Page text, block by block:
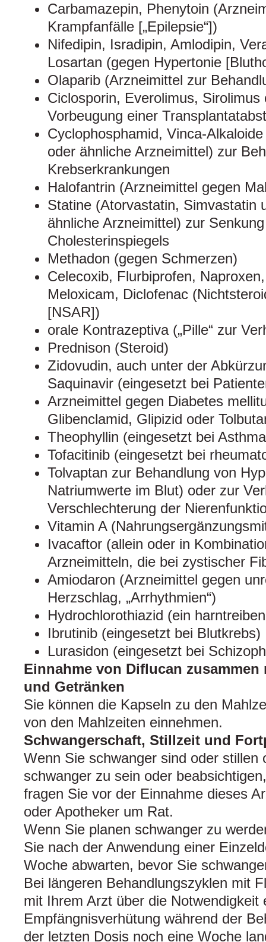
Carbamazepin, Phenytoin
Krampfanfälle [„Epilepsie“])
Nifedipin, Isradipin, Amlodipin,
Losartan (gegen Hypertonie
Olaparib (Arzneimittel zur
Ciclosporin, Everolimus, Sirolimus
Vorbeugung einer
Cyclophosphamid, Vinca-
oder ähnliche Arzneimittel) zur
Krebserkrankungen
Halofantrin (Arzneimittel gegen
Statine (Atorvastatin, Simvastatin
ähnliche Arzneimittel) zur
Cholesterinspiegels
Methadon (gegen Schmerzen)
Celecoxib, Flurbiprofen,
Meloxicam, Diclofenac
[NSAR])
orale Kontrazeptiva („Pille“ zur
Prednison (Steroid)
Zidovudin, auch unter der
Saquinavir (eingesetzt bei
Arzneimittel gegen Diabetes
Glibenclamid, Glipizid oder
Theophyllin (eingesetzt bei
Tofacitinib (eingesetzt bei
Tolvaptan zur Behandlung von
Natriumwerte im Blut) oder zur
Verschlechterung der
Vitamin A
Ivacaftor (allein oder in
Arzneimitteln, die bei zystischer
Amiodaron (Arzneimittel gegen
Herzschlag, „Arrhythmien“)
Hydrochlorothiazid (ein
Ibrutinib (eingesetzt bei Blutkrebs)
Lurasidon (eingesetzt bei
Einnahme von Diflucan
und Getränken
Sie können die Kapseln zu den
von den Mahlzeiten einnehmen.
Schwangerschaft, Stillzeit und
Wenn Sie schwanger sind oder stillen
schwanger zu sein oder
fragen Sie vor der Einnahme dieses
oder Apotheker um Rat.
Wenn Sie planen schwanger zu
Sie nach der Anwendung einer
Woche abwarten, bevor Sie
Bei längeren Behandlungszyklen mit
mit Ihrem Arzt über die Notwendigkeit
Empfängnisverhütung während der
der letzten Dosis noch eine Woche